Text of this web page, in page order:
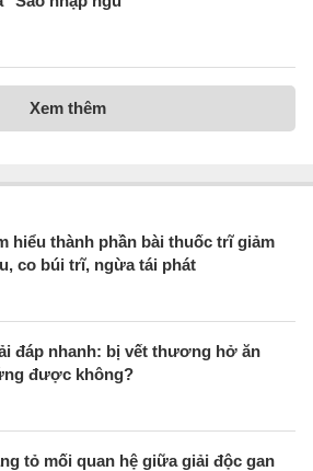
Xem thêm
hiểu thành phần bài thuốc trĩ giảm
co búi trĩ, ngừa tái phát
đáp nhanh: bị vết thương hở ăn
được không?
tỏ mối quan hệ giữa giải độc gan